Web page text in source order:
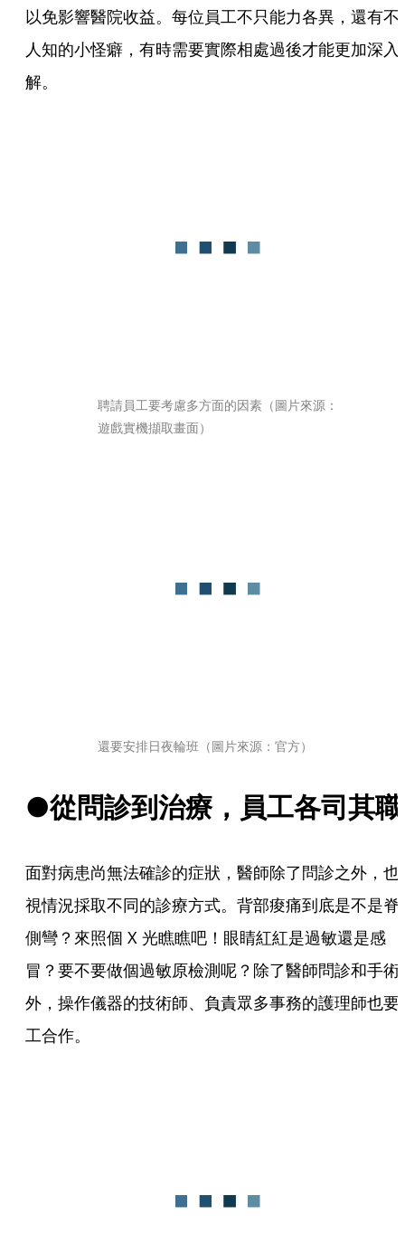
以免影響醫院收益。每位員工不只能力各異，還有不
人知的小怪癖，有時需要實際相處過後才能更加深入
解。
聘請員工要考慮多方面的因素（圖片來源：
遊戲實機擷取畫面）
還要安排日夜輪班（圖片來源：官方）
●從問診到治療，員工各司其職
面對病患尚無法確診的症狀，醫師除了問診之外，也
視情況採取不同的診療方式。背部痠痛到底是不是脊
側彎？來照個 X 光瞧瞧吧！眼睛紅紅是過敏還是感
冒？要不要做個過敏原檢測呢？除了醫師問診和手術
外，操作儀器的技術師、負責眾多事務的護理師也要
工合作。